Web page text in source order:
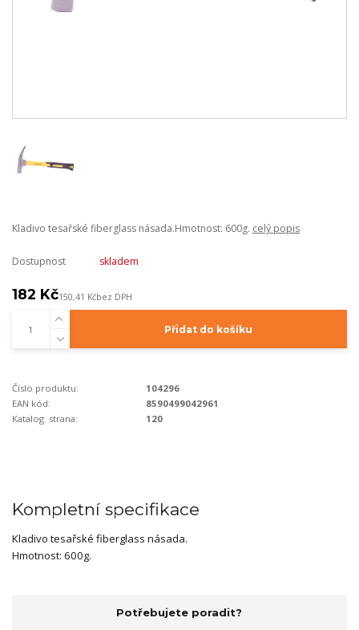
Kladivo tesařské fiberglass násada.Hmotnost: 600g. celý popis
Dostupnost skladem
182 Kč150,41 Kčbez DPH
Přidat do košíku
Číslo produktu:
104296
EAN kód:
8590499042961
Katalog. strana:
120
Kompletní specifikace
Kladivo tesařské fiberglass násada.
Hmotnost: 600g.
Potřebujete poradit?